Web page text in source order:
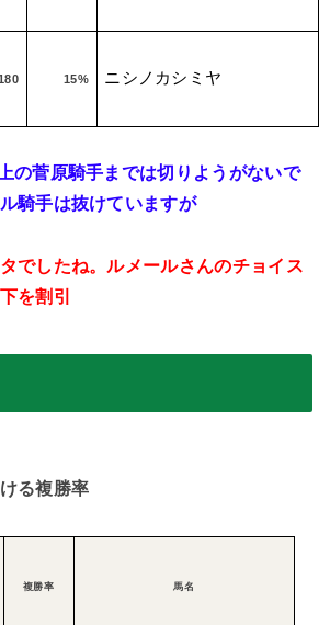
15% ニシノカシミヤ
の菅原騎手までは切りようがないで
騎手は抜けていますが
でしたね。ルメールさんのチョイス
を割引
る複勝率
複勝率 馬名